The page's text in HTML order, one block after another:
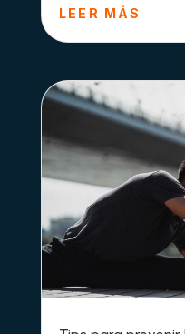
LEER MÁS